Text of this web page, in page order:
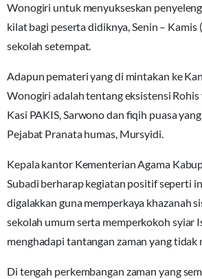
Wonogiri untuk menyukseskan
kilat bagi peserta didiknya, Senin –
sekolah setempat.
Adapun pemateri yang di mintakan ke
Wonogiri adalah tentang eksistensi Rohis
Kasi PAKIS, Sarwono dan fiqih puasa
Pejabat Pranata humas, Mursyidi.
Kepala kantor Kementerian Agama
Subadi berharap kegiatan positif seperti
digalakkan guna memperkaya khazanah
sekolah umum serta memperkokoh syiar
menghadapi tantangan zaman yang tidak
Di tengah perkembangan zaman yang